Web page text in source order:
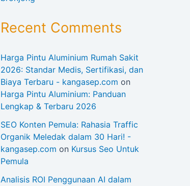
Recent Comments
Harga Pintu Aluminium Rumah Sakit
2026: Standar Medis, Sertifikasi, dan
Biaya Terbaru - kangasep.com on
Harga Pintu Aluminium: Panduan
Lengkap & Terbaru 2026
SEO Konten Pemula: Rahasia Traffic
Organik Meledak dalam 30 Hari! -
kangasep.com on Kursus Seo Untuk
Pemula
Analisis ROI Penggunaan AI dalam